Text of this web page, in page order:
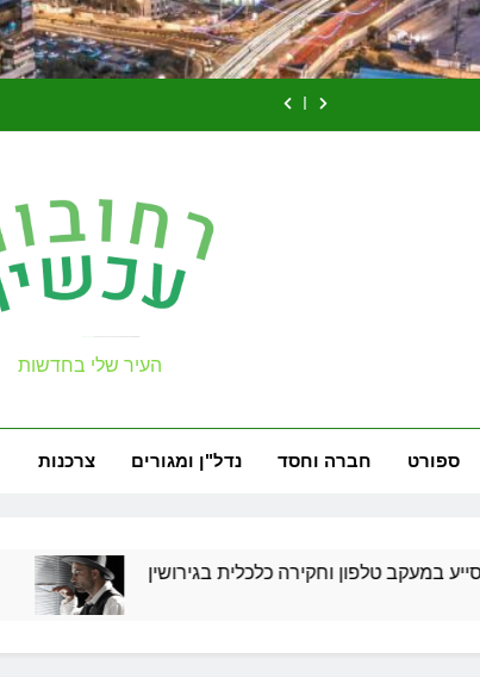
העיר שלי בחדשות
ספורט חברה וחסד נדל"ן ומגורים צרכנות
שמלות
3 שבועות Ago
טלפון וחקירה כלכלית בגירושין